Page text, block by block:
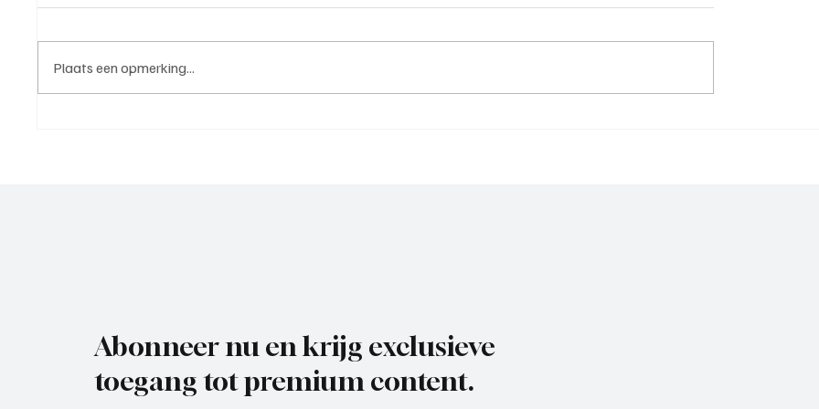
Plaats een opmerking...
Abonneer nu en krijg exclusieve
toegang tot premium content.